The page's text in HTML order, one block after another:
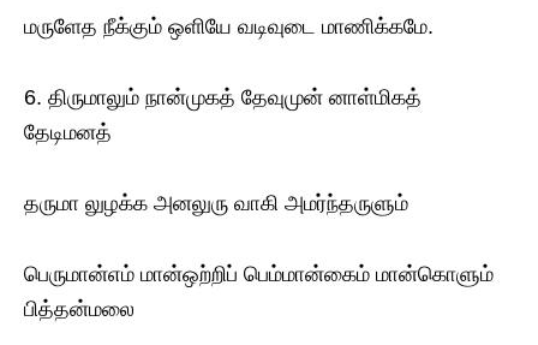
மருளேத நீக்கும் ஒளியே வடிவுடை மாணிக்கமே.
6. திருமாலும் நான்முகத் தேவுமுன் னாள்மிகத்
தேடிமனத்
தருமா லுழக்க அனலுரு வாகி அமர்ந்தருளும்
பெருமான்எம் மான்ஒற்றிப் பெம்மான்கைம் மான்கொளும்
பித்தன்மலை